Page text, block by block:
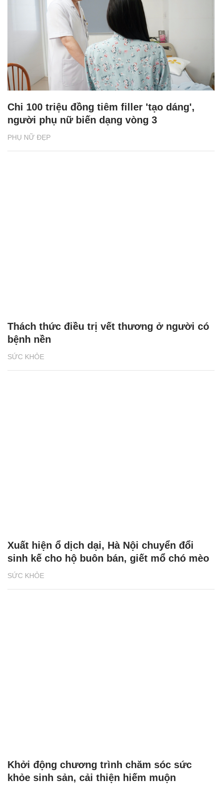
PHỤ NỮ ĐẸP
Chi 100 triệu đồng tiêm filler 'tạo dáng',
người phụ nữ biến dạng vòng 3
SỨC KHỎE
Thách thức điều trị vết thương ở người có
bệnh nền
SỨC KHỎE
Xuất hiện ổ dịch dại, Hà Nội chuyển đổi
sinh kế cho hộ buôn bán, giết mổ chó mèo
Khởi động chương trình chăm sóc sức
khỏe sinh sản, cải thiện hiếm muộn